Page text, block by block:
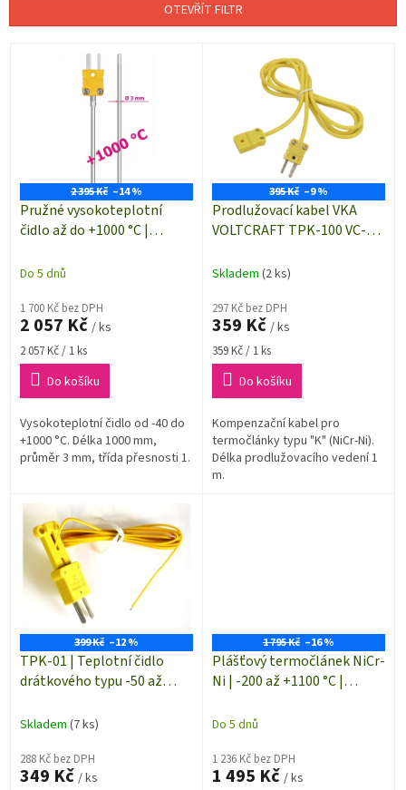
í
OTEVŘÍT FILTR
2 395 Kč –14 %
Pružné vysokoteplotní
čidlo až do +1000 °C |
Ni) | pro měření teploty
apod.
Do 5 dnů
1 700 Kč bez DPH
2 057 Kč / ks
Měrná
cena:
2 057 Kč / 1 ks
Do košíku
Vysokoteplotní čidlo od -40 do
+1000 °C. Délka 1000 mm,
průměr 3 mm, třída přesnosti 1.
395 Kč –9 %
Prodlužovací kabel VKA
VOLTCRAFT TPK-100 VC-
termočlánky typu "K"
Skladem (2 ks)
297 Kč bez DPH
359 Kč / ks
Měrná
cena:
359 Kč / 1 ks
Do košíku
Kompenzační kabel pro
termočlánky typu "K" (NiCr-Ni).
Délka prodlužovacího vedení 1
m.
399 Kč –12 %
TPK-01 | Teplotní čidlo
drátkového typu -50 až
"K" (NiCr-Ni)
Skladem (7 ks)
288 Kč bez DPH
349 Kč / ks
1 795 Kč –16 %
Plášťový termočlánek NiCr-
Ni | -200 až +1100 °C |
B+B Thermo-Technik K-
Do 5 dnů
1 236 Kč bez DPH
1 495 Kč / ks